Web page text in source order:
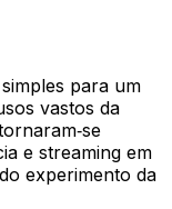
para um
vastos da
e streaming em
experimento da